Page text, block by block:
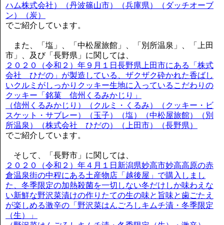
ハム株式会社）（丹波篠山市）（兵庫県）（ダッチオーブ
ン）（炭）
でご紹介しています。
また、「塩」、「中松屋旅館」、「別所温泉」、「上田
市」、及び「長野県」に関しては、
２０２０（令和２）年９月１日長野県上田市にある「株式
会社 ひだの」が製造している、ザクザク砕かれた香ばし
いクルミがしっかりクッキー生地に入っているこだわりの
クッキー「銘菓 信州くるみかじり」
（信州くるみかじり）（クルミ・くるみ）（クッキー・ビ
スケット・サブレー）（玉子）（塩）（中松屋旅館）（別
所温泉）（株式会社 ひだの）（上田市）（長野県）
でご紹介しています。
そして、「長野市」に関しては、
２０２０（令和２）年４月１日新潟県妙高市妙高高原の赤
倉温泉街の中程にある土産物店「越後屋」で購入しまし
た、冬季限定の加熱殺菌を一切しない冬だけしか味わえな
い新鮮な野沢菜漬けの作りたての生の味と旨味と歯ごたえ
が楽しめる激辛の「野沢菜はんごろしキムチ漬・冬季限定
（生）」